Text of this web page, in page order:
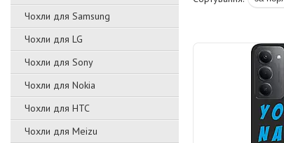
Чохли для Samsung
Чохли для LG
Чохли для Sony
Чохли для Nokia
Чохли для HTC
Чохли для Meizu